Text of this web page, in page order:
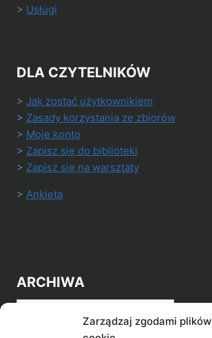
Zarządzaj zgodami plików
> Usługi
DLA CZYTELNIKÓW
> Jak zostać użytkownikiem
> Zasady korzystania ze zbiorów
> Moje konto
> Zapisz się do biblioteki
> Zapisz się na warsztaty
> Ankieta
ARCHIWA
Archiwa